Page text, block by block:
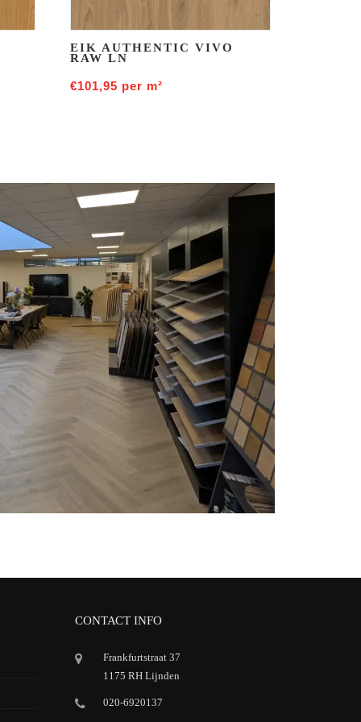
EIK AUTHENTIC VIVO
RAW LN
€101,95 per m²
CONTACT INFO
Frankfurtstraat 37
1175 RH Lijnden
020-6920137